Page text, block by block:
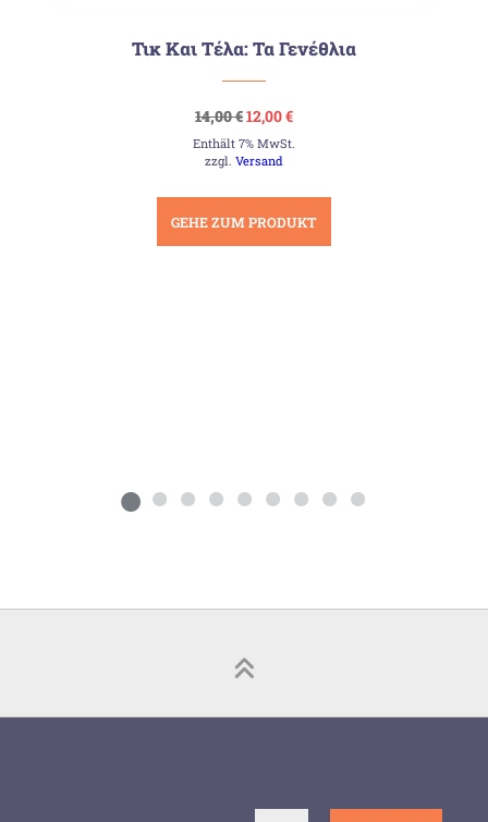
Τικ Και Τέλα: Τα Γενέθλια
14,00€Ursprünglicher
Preis
war:
14,00 €
12,00€Aktueller
ist:
Enthält 7% MwSt.
zzgl.Versand
GEHE ZUM PRODUKT